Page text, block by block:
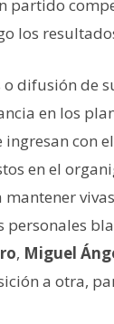
partido
los
difusión de
en los
con
en el
, Miguel
a otra,